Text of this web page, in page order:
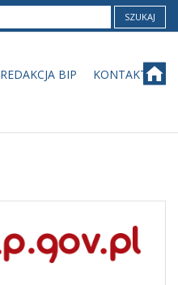
SZUKAJ
REDAKCJA BIP KONTAKT